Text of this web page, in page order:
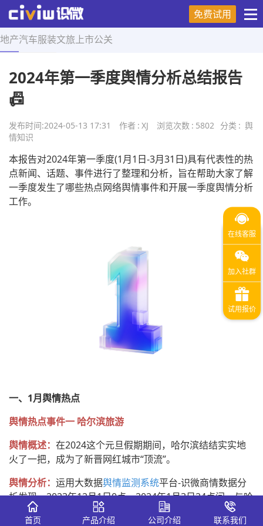
免费试用
地产汽车服装文旅 上市公关
首页 > 舆情知识 > 正文
2024年第一季度舆情分析总结报告
📠
发布时间:2024-05-13 17:31 作者 : XJ 浏览次数 : 5802 分类 : 舆
情知识
本报告对2024年第一季度(1月1日-3月31日)具有代表性的热
点新闻、话题、事件进行了整理和分析，旨在帮助大家了解
一季度发生了哪些热点网络舆情事件和开展一季度舆情分析
工作。
一、1月舆情热点
舆情热点事件一 哈尔滨旅游
舆情概述： 在2024这个元旦假期期间，哈尔滨结结实实地
火了一把，成为了新晋网红城市“顶流”。
舆情分析： 运用大数据舆情监测系统平台-识微商情数据分
析发现，2023年12月1日0点—2024年1月3日24点间，与哈
尔滨旅游直接相关的网络信息量超408万。从平台热度来
首页 产品介绍 公司介绍 联系我们